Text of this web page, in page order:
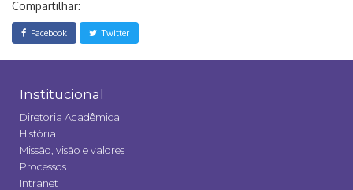
Compartilhar:
Facebook Twitter
Institucional
Diretoria Acadêmica
História
Missão, visão e valores
Processos
Intranet